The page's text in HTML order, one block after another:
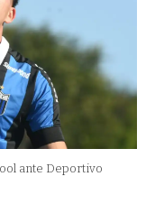
ante Deportivo